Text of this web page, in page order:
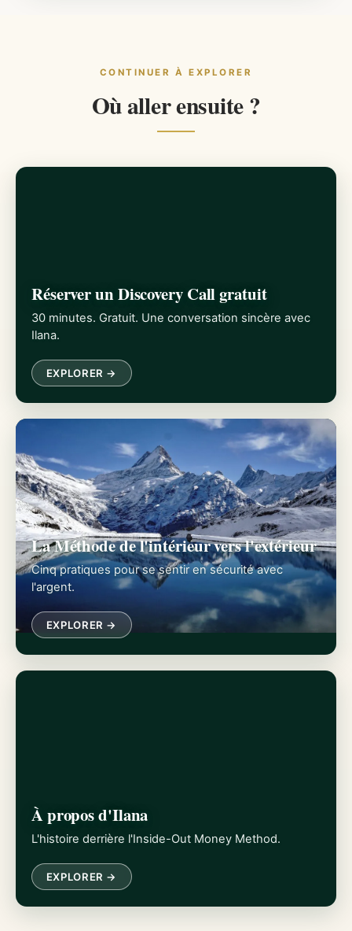
CONTINUER À EXPLORER
Où aller ensuite ?
Réserver un Discovery Call gratuit
30 minutes. Gratuit. Une conversation sincère avec
Ilana.
EXPLORER →
La Méthode de l'intérieur vers l'extérieur
Cinq pratiques pour se sentir en sécurité avec
l'argent.
EXPLORER →
À propos d'Ilana
L'histoire derrière l'Inside-Out Money Method.
EXPLORER →